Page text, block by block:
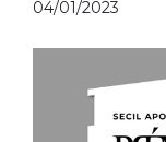
04/01/2023